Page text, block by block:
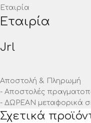
Εταιρία
Εταιρία
Jrl
Αποστολή & Πληρωμή
- Αποστολές
- ΔΩΡΕΑΝ μεταφορικά
Σχετικά